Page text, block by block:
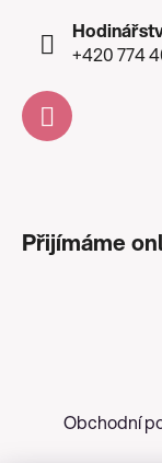
+420 774
Přijímáme
Obchodní